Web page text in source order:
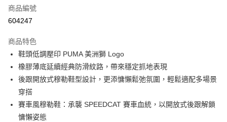
線上付款
Alipay, PayMe, WeChat Pay, UnionPay, FPS
送貨方式
單筆訂單淨值滿$399可享免運費優惠
每筆HK$30.00，滿HK$399.00或以上免運費
滿$599可享澳門免運費優惠 運費表
商品編號
604247
商品特色
鞋頭低調壓印 PUMA 美洲獅 Logo
橡膠薄底延續經典防滑紋路，帶來穩定抓地表現
後跟開放式穆勒鞋型設計，更添慵懶鬆弛氛圍，輕鬆適配多場景
穿搭
賽車風穆勒鞋：承襲 SPEEDCAT 賽車血統，以開放式後跟解鎖
慵懶姿態